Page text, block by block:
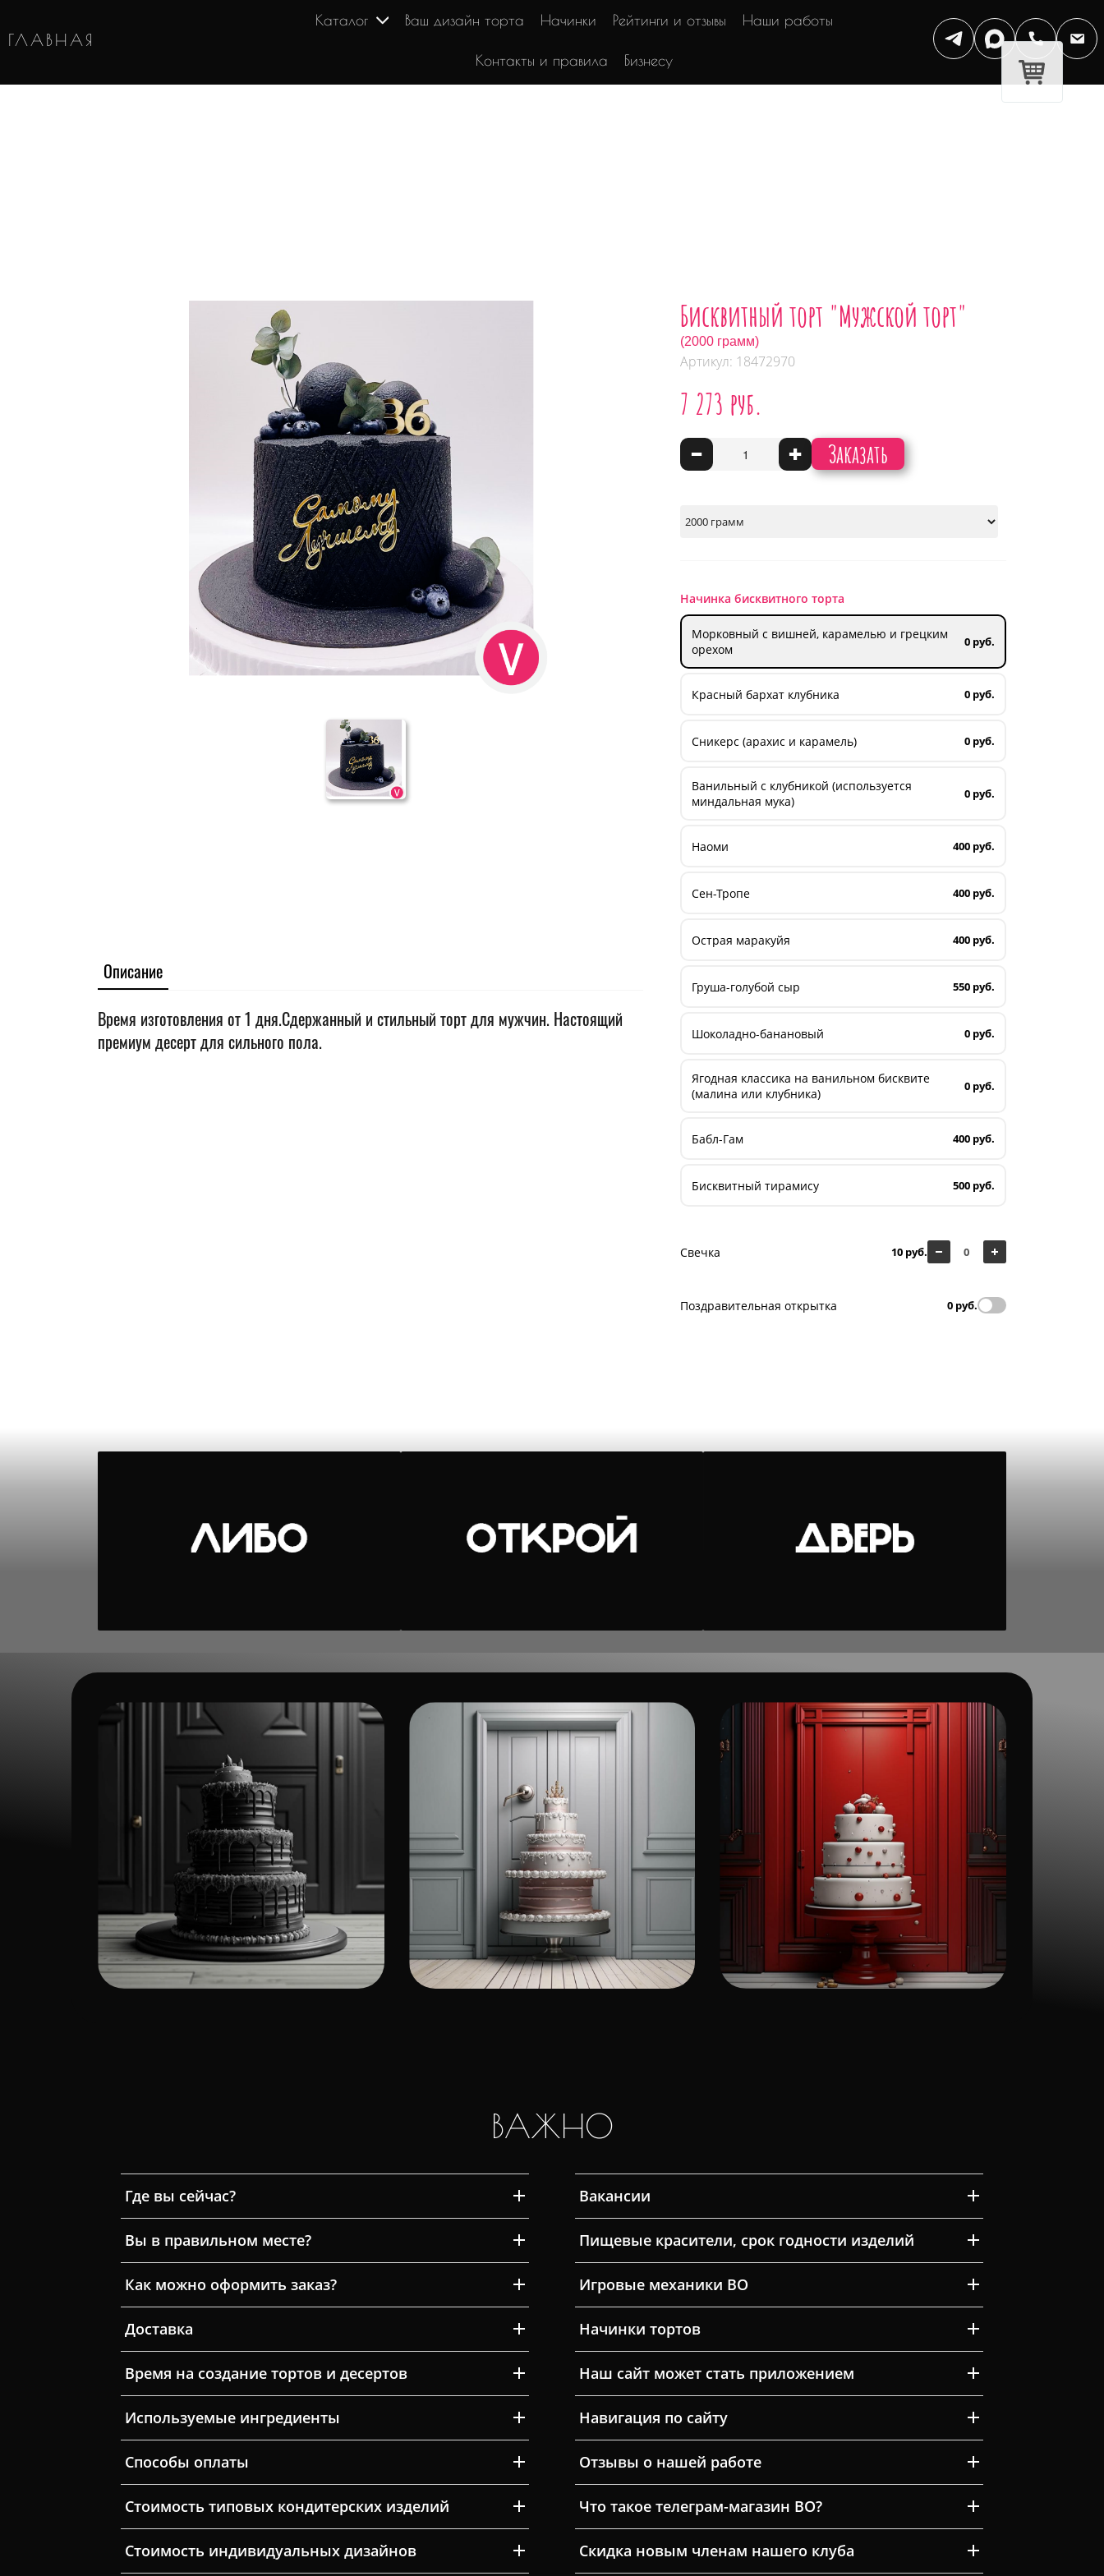
ГЛАВНАЯ
Каталог Ваш дизайн торта Начинки Рейтинги и отзывы Наши работы
Контакты и правила Бизнесу
Бисквитный торт "Мужской торт"
(2000 грамм)
Артикул: 18472970
7 273 руб.
Заказать
- +
Начинка бисквитного торта
Морковный с вишней, карамелью и грецким
орехом
0 руб.
Красный бархат клубника 0 руб.
Сникерс (арахис и карамель) 0 руб.
Ванильный с клубникой (используется
миндальная мука)
0 руб.
Наоми 400 руб.
Сен-Тропе 400 руб.
Острая маракуйя 400 руб.
Груша-голубой сыр 550 руб.
Шоколадно-банановый 0 руб.
Ягодная классика на ванильном бисквите
(малина или клубника)
0 руб.
Бабл-Гам 400 руб.
Бисквитный тирамису 500 руб.
Свечка 10 руб.
Поздравительная открытка 0 руб.
Описание
Время изготовления от 1 дня.Сдержанный и стильный торт для мужчин. Настоящий
премиум десерт для сильного пола.
ВАЖНО
Где вы сейчас?
Вы в правильном месте?
Как можно оформить заказ?
Доставка
Время на создание тортов и десертов
Используемые ингредиенты
Способы оплаты
Стоимость типовых кондитерских изделий
Стоимость индивидуальных дизайнов
Вакансии
Пищевые красители, срок годности изделий
Игровые механики ВО
Начинки тортов
Наш сайт может стать приложением
Навигация по сайту
Отзывы о нашей работе
Что такое телеграм-магазин ВО?
Скидка новым членам нашего клуба